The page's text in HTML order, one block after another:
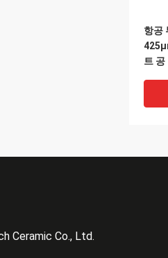
항공
트
Ceramic Co., Ltd.